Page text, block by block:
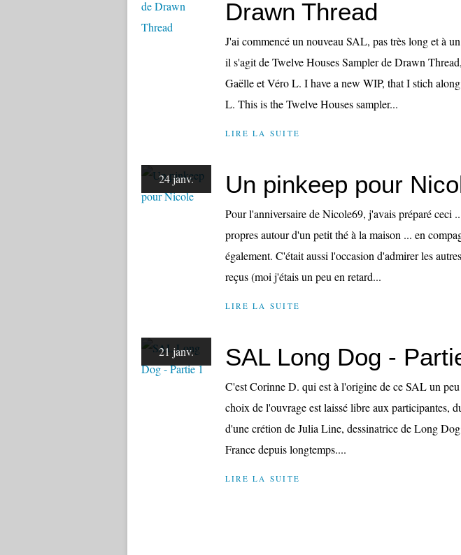
Drawn Thread
J'ai commencé un nouveau SAL, pas très long et à
il s'agit de Twelve Houses Sampler de Drawn
Gaëlle et Véro L. I have a new WIP, that I stich
L. This is the Twelve Houses sampler...
LIRE LA SUITE
24 janv. Un pinkeep pour
Pour l'anniversaire de Nicole69, j'avais préparé ceci
propres autour d'un petit thé à la maison ... en
également. C'était aussi l'occasion d'admirer les
reçus (moi j'étais un peu en retard...
LIRE LA SUITE
21 janv. SAL Long Dog -
C'est Corinne D. qui est à l'origine de ce SAL un
choix de l'ouvrage est laissé libre aux participantes,
d'une crétion de Julia Line, dessinatrice de Long
France depuis longtemps....
LIRE LA SUITE